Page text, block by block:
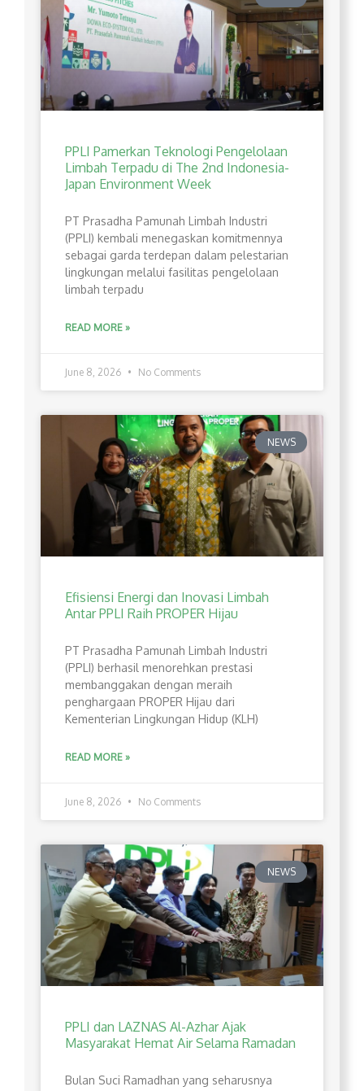
PPLI Pamerkan Teknologi Pengelolaan
Limbah Terpadu di The 2nd Indonesia-
Japan Environment Week
PT Prasadha Pamunah Limbah Industri
(PPLI) kembali menegaskan komitmennya
sebagai garda terdepan dalam pelestarian
lingkungan melalui fasilitas pengelolaan
limbah terpadu
READ MORE »
June 8, 2026 No Comments
NEWS
Efisiensi Energi dan Inovasi Limbah
Antar PPLI Raih PROPER Hijau
PT Prasadha Pamunah Limbah Industri
(PPLI) berhasil menorehkan prestasi
membanggakan dengan meraih
penghargaan PROPER Hijau dari
Kementerian Lingkungan Hidup (KLH)
READ MORE »
June 8, 2026 No Comments
NEWS
PPLI dan LAZNAS Al-Azhar Ajak
Masyarakat Hemat Air Selama Ramadan
Bulan Suci Ramadhan yang seharusnya